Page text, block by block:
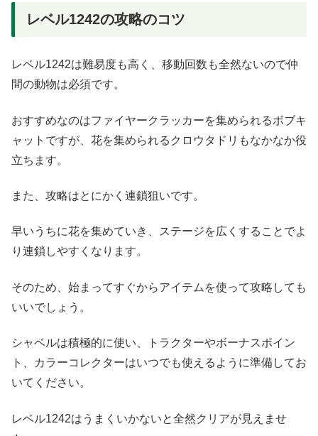
レベル1242の攻略のコツ
レベル1242は難易度も高く、移動回数も全然ないので仲
間の動物は必須です。
おすすめなのはファイヤークラッカーを集められるボブキ
ャットですが、花を集められるクロウタドリもなかなか役
立ちます。
また、攻略はとにかく連鎖狙いです。
早いうちに花を集めていき、ステージを広くすることでよ
り連鎖しやすくなります。
そのため、始まってすぐからアイテムを使って攻略しても
いいでしょう。
シャベルは積極的に使い、トラクターやボーナスポイン
ト、カラーコレクターはいつでも使えるように準備してお
いてください。
レベル1242はうまくいかないと全然クリアが見えませ